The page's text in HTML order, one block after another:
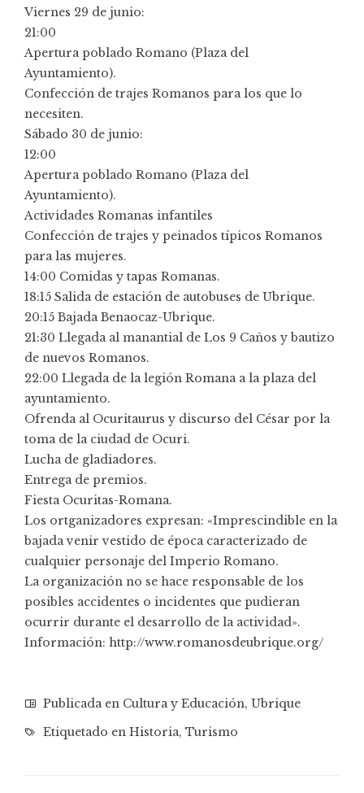
Viernes 29 de junio:
21:00
Apertura poblado Romano (Plaza del
Ayuntamiento).
Confección de trajes Romanos para los que lo
necesiten.
Sábado 30 de junio:
12:00
Apertura poblado Romano (Plaza del
Ayuntamiento).
Actividades Romanas infantiles
Confección de trajes y peinados típicos Romanos
para las mujeres.
14:00 Comidas y tapas Romanas.
18:15 Salida de estación de autobuses de Ubrique.
20:15 Bajada Benaocaz-Ubrique.
21:30 Llegada al manantial de Los 9 Caños y bautizo
de nuevos Romanos.
22:00 Llegada de la legión Romana a la plaza del
ayuntamiento.
Ofrenda al Ocuritaurus y discurso del César por la
toma de la ciudad de Ocuri.
Lucha de gladiadores.
Entrega de premios.
Fiesta Ocuritas-Romana.
Los ortganizadores expresan: «Imprescindible en la
bajada venir vestido de época caracterizado de
cualquier personaje del Imperio Romano.
La organización no se hace responsable de los
posibles accidentes o incidentes que pudieran
ocurrir durante el desarrollo de la actividad».
Información: http://www.romanosdeubrique.org/
Publicada en Cultura y Educación, Ubrique
Etiquetado en Historia, Turismo